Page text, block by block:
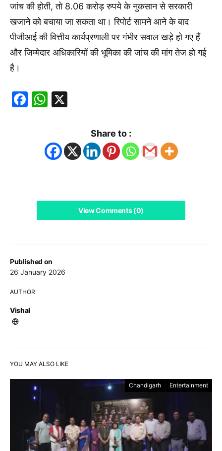
Published on
26 January 2026
AUTHOR
Vishal
जांच की होती, तो 8.06 करोड़ रुपये के नुकसान से सरकारी
खजाने को बचाया जा सकता था। रिपोर्ट सामने आने के बाद
पीजीआई की वित्तीय कार्यप्रणाली पर गंभीर सवाल खड़े हो गए हैं
और जिम्मेदार अधिकारियों की भूमिका की जांच की मांग तेज हो गई
है।
Facebook
WhatsApp
Share to :
View Comments (0)
YOU MAY ALSO LIKE
Chandigarh Entertainment